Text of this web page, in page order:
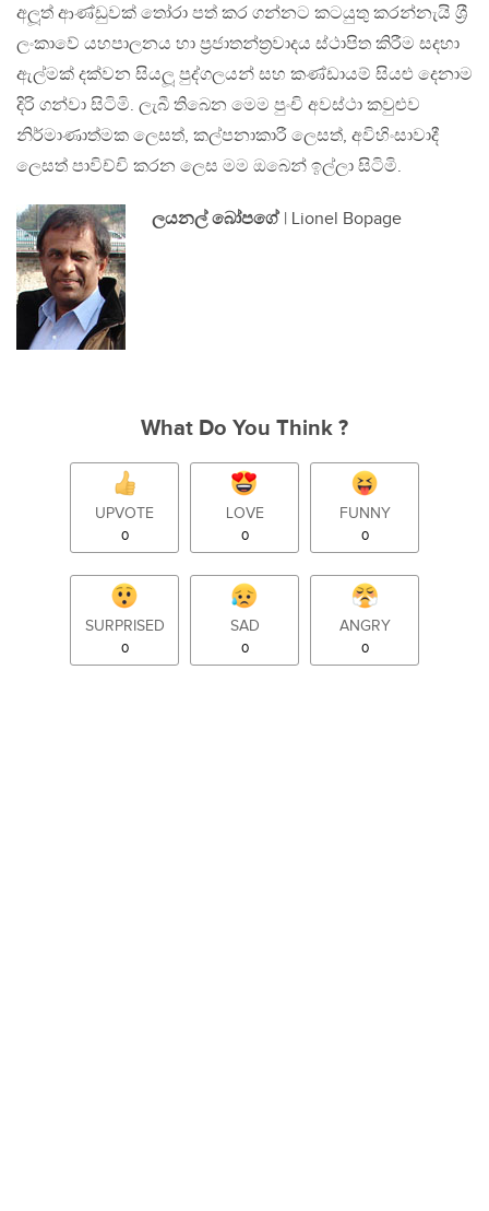
අලූත් ආණ්ඩුවක් තෝරා පත් කර ගන්නට කටයුතු කරන්නැයි ශ‍්‍රී
ලංකාවේ යහපාලනය හා ප‍්‍රජාතන්ත‍්‍රවාදය ස්ථාපිත කිරීම සදහා
ඇල්මක් දක්වන සියලූ පුද්ගලයන් සහ කණ්ඩායම් සියළු දෙනාම
දිරි ගන්වා සිටිමි. ලැබී තිබෙන මෙම පුංචි අවස්ථා කවුළුව
නිර්මාණාත්මක ලෙසත්, කල්පනාකාරී ලෙසත්, අවිහිංසාවාදී
ලෙසත් පාවිච්චි කරන ලෙස මම ඔබෙන් ඉල්ලා සිටිමි.
ලයනල් බෝපගේ| Lionel Bopage
What Do You Think ?
UPVOTE
0
LOVE
0
FUNNY
0
SURPRISED
0
SAD
0
ANGRY
0